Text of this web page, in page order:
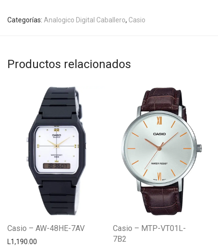
Categorías: Analogico Digital Caballero, Casio
Productos relacionados
Casio – AW-48HE-7AV
L1,190.00
Casio – MTP-VT01L-
7B2